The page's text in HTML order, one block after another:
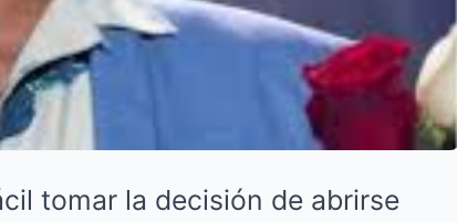
tomar la decisión de abrirse